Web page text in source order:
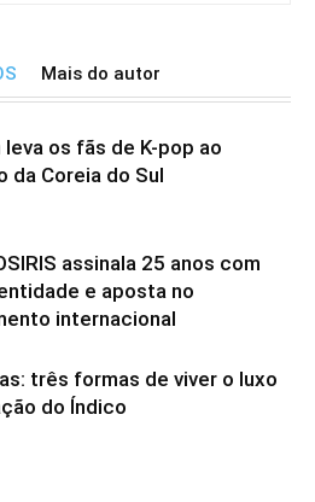
Mais do autor
leva os fãs de K-pop ao
da Coreia do Sul
assinala 25 anos com
e aposta no
internacional
três formas de viver o luxo
do Índico